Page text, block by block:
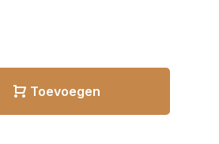
Toevoegen